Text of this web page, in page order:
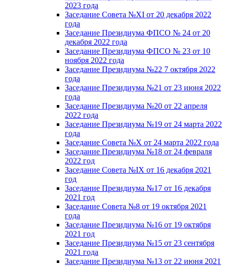
2023 года
Заседание Совета №XI от 20 декабря 2022
года
Заседание Президиума ФПСО № 24 от 20
декабря 2022 года
Заседание Президиума ФПСО № 23 от 10
ноября 2022 года
Заседание Президиума №22 7 октября 2022
года
Заседание Президиума №21 от 23 июня 2022
года
Заседание Президиума №20 от 22 апреля
2022 года
Заседание Президиума №19 от 24 марта 2022
года
Заседание Совета №X от 24 марта 2022 года
Заседание Президиума №18 от 24 февраля
2022 год
Заседание Совета №IX от 16 декабря 2021
год
Заседание Президиума №17 от 16 декабря
2021 год
Заседание Совета №8 от 19 октября 2021
года
Заседание Президиума №16 от 19 октября
2021 год
Заседание Президиума №15 от 23 сентября
2021 года
Заседание Президиума №13 от 22 июня 2021